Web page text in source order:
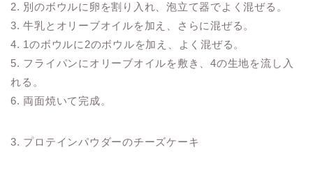
2. 別のボウルに卵を割り入れ、泡立て器でよく混ぜる。
3. 牛乳とオリーブオイルを加え、さらに混ぜる。
4. 1のボウルに2のボウルを加え、よく混ぜる。
5. フライパンにオリーブオイルを敷き、4の生地を流し入
れる。
6. 両面焼いて完成。
3. プロテインパウダーのチーズケーキ